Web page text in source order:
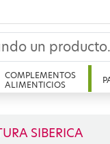
COMPLEMENTOS
ALIMENTICIOS
SIBERICA